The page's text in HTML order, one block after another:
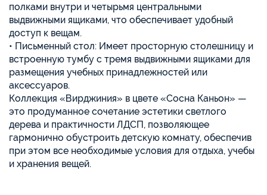
полками внутри и четырьмя центральными
выдвижными ящиками, что обеспечивает удобный
доступ к вещам.
• Письменный стол: Имеет просторную столешницу и
встроенную тумбу с тремя выдвижными ящиками для
размещения учебных принадлежностей или
аксессуаров.
Коллекция «Вирджиния» в цвете «Сосна Каньон» —
это продуманное сочетание эстетики светлого
дерева и практичности ЛДСП, позволяющее
гармонично обустроить детскую комнату, обеспечив
при этом все необходимые условия для отдыха, учебы
и хранения вещей.